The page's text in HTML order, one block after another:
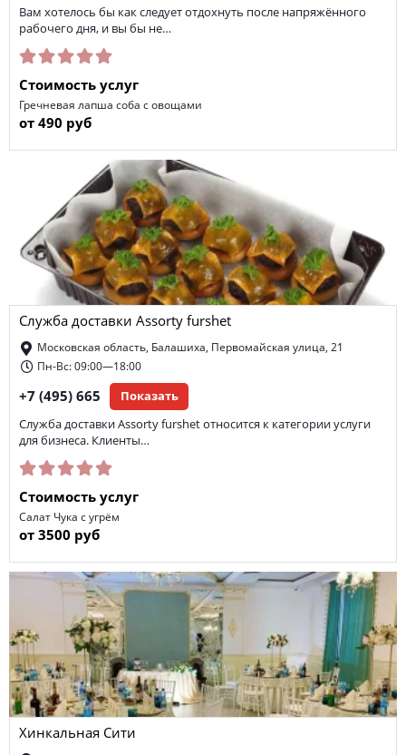
Вам хотелось бы как следует отдохнуть после напряжённого
рабочего дня, и вы бы не…
Стоимость услуг
Гречневая лапша соба с овощами
от 490 руб
Служба доставки Assorty furshet
Московская область, Балашиха, Первомайская улица, 21
Пн-Вс: 09:00—18:00
+7 (495) 665 Показать
Служба доставки Assorty furshet относится к категории услуги
для бизнеса. Клиенты…
Стоимость услуг
Салат Чука с угрём
от 3500 руб
Хинкальная Сити